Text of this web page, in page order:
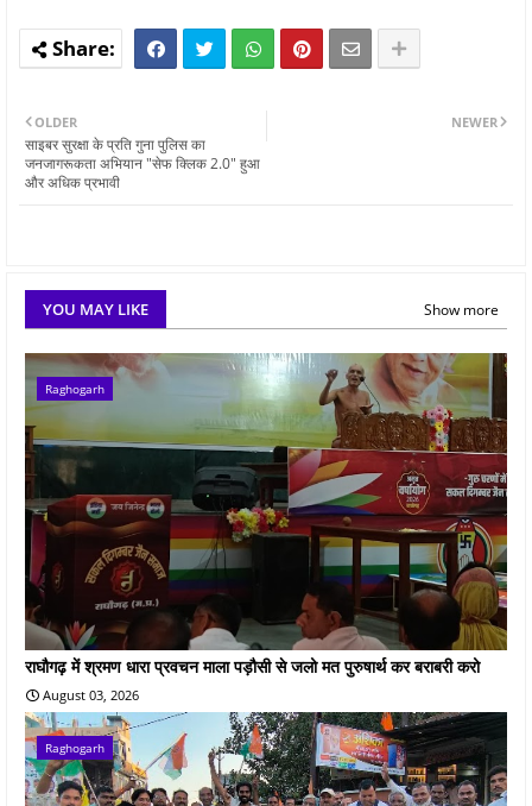
NEWER
OLDER
साइबर सुरक्षा के प्रति गुना पुलिस का
जनजागरूकता अभियान "सेफ क्लिक 2.0" हुआ
और अधिक प्रभावी
YOU MAY LIKE Show more
Raghogarh
राघौगढ़ में श्रमण धारा प्रवचन माला पड़ौसी से जलो मत पुरुषार्थ कर बराबरी करो
August 03, 2026
Raghogarh